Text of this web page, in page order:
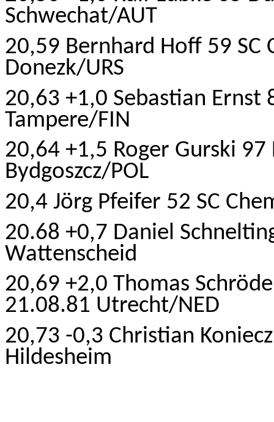
Schwechat/AUT
20,59 Bernhard Hoff 59 SC
Donezk/URS
20,63 +1,0 Sebastian Ernst
Tampere/FIN
20,64 +1,5 Roger Gurski
Bydgoszcz/POL
20,4 Jörg Pfeifer 52 SC
20.68 +0,7 Daniel
Wattenscheid
20,69 +2,0 Thomas
21.08.81 Utrecht/NED
20,73 -0,3 Christian
Hildesheim